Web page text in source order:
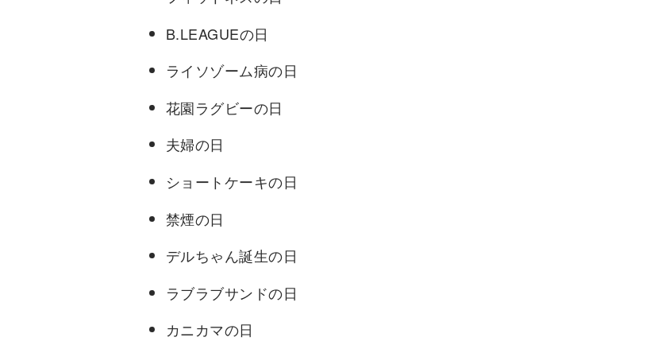
B.LEAGUEの日
ライソゾーム病の日
花園ラグビーの日
夫婦の日
ショートケーキの日
禁煙の日
デルちゃん誕生の日
ラブラブサンドの日
カニカマの日